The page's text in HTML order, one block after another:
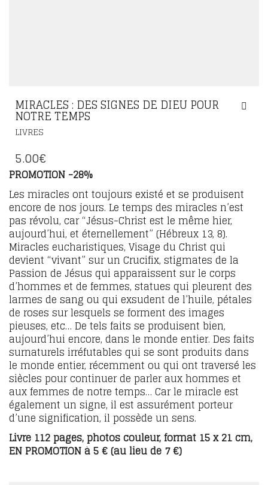
MIRACLES : DES SIGNES DE DIEU POUR
NOTRE TEMPS
LIVRES
5.00€
PROMOTION -28%
Les miracles ont toujours existé et se produisent
encore de nos jours. Le temps des miracles n’est
pas révolu, car “Jésus-Christ est le même hier,
aujourd’hui, et éternellement” (Hébreux 13, 8).
Miracles eucharistiques, Visage du Christ qui
devient “vivant” sur un Crucifix, stigmates de la
Passion de Jésus qui apparaissent sur le corps
d’hommes et de femmes, statues qui pleurent des
larmes de sang ou qui exsudent de l’huile, pétales
de roses sur lesquels se forment des images
pieuses, etc… De tels faits se produisent bien,
aujourd’hui encore, dans le monde entier. Des faits
surnaturels irréfutables qui se sont produits dans
le monde entier, récemment ou qui ont traversé les
siècles pour continuer de parler aux hommes et
aux femmes de notre temps… Car le miracle est
également un signe, il est assurément porteur
d’une signification, il possède un sens.
Livre 112 pages, photos couleur, format 15 x 21 cm,
EN PROMOTION à 5 € (au lieu de 7 €)